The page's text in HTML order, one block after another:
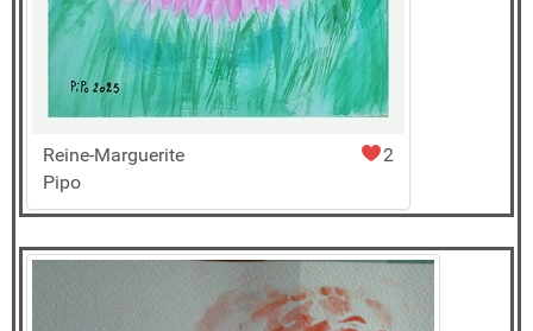
2
Reine-Marguerite
Pipo